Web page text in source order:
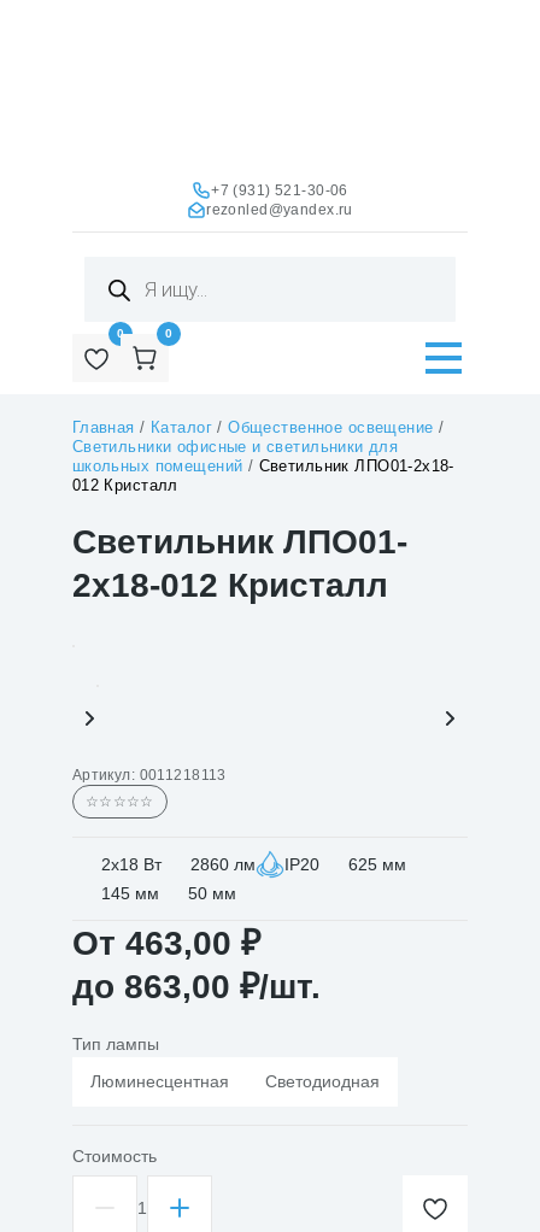
+7 (931) 521-30-06
rezonled@yandex.ru
товаров
0 0
Главная / Каталог/Общественное освещение /
Светильники офисные и светильники для
школьных помещений / Светильник ЛПО01-2х18-
012 Кристалл
Светильник ЛПО01-
2х18-012 Кристалл
Артикул: 0011218113
☆☆☆☆☆
2х18 Вт 2860 лм IP20
625 мм
145 мм
50 мм
От 463,00 ₽
до 863,00 ₽/шт.
Тип лампы
Люминесцентная
Светодиодная
Стоимость
Количество
1